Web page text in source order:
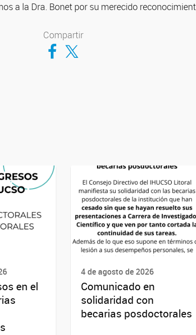
a la Dra. Bonet por su merecido
Compartir
Compartir en Facebook
Compartir en Twitter
en el
4 de agosto de 2026
Comunicado en
solidaridad con
becarias posdoctorales